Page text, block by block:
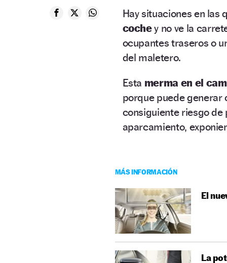
Hay situaciones en las
cochey no ve la
ocupantes traseros o
del maletero.
Esta merma en el
porque puede generar
consiguiente riesgo
aparcamiento,
MÁS INFORMACIÓN
El
La